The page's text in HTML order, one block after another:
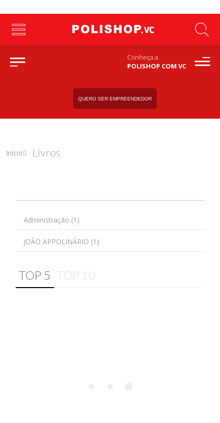
Conheça a
POLISHOP COM VC
QUERO SER EMPREENDEDOR
Início Livros
Administração (1)
JOÃO APPOLINÁRIO (1)
TOP 5 TOP 10